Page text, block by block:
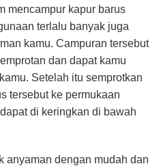
mencampur kapur barus
terlalu banyak juga
kamu. Campuran tersebut
dan dapat kamu
Setelah itu semprotkan
tersebut ke permukaan
di keringkan di bawah
anyaman dengan mudah dan